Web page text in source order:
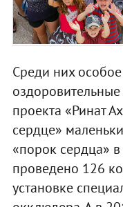
Среди них
проекта «Ринат
сердце»
«порок сердца»
проведено 126
установке